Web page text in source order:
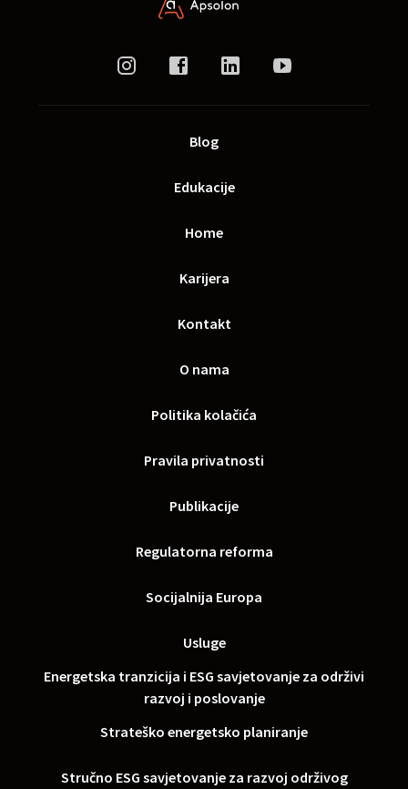
Blog
Edukacije
Home
Karijera
Kontakt
O nama
Politika kolačića
Pravila privatnosti
Publikacije
Regulatorna reforma
Socijalnija Europa
Usluge
Energetska tranzicija i ESG savjetovanje za održivi
razvoj i poslovanje
Strateško energetsko planiranje
Stručno ESG savjetovanje za razvoj održivog